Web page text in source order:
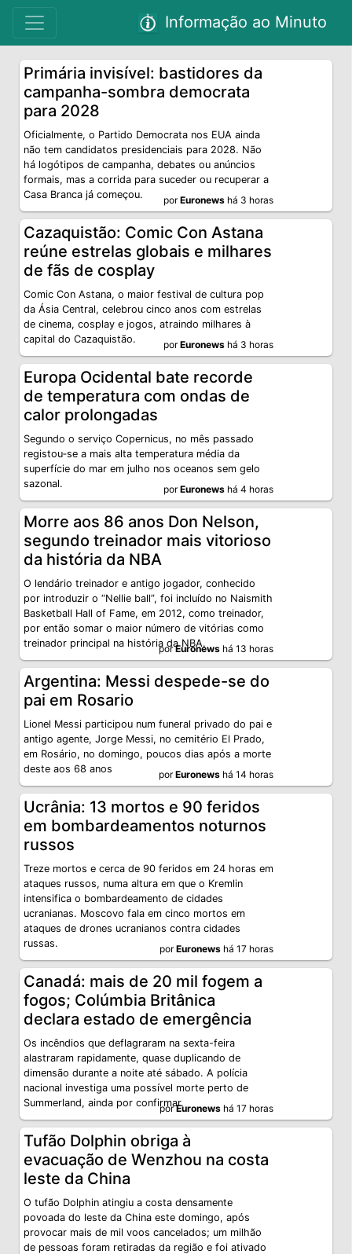
Informação ao Minuto
Primária invisível: bastidores da
campanha-sombra democrata
para 2028
Oficialmente, o Partido Democrata nos EUA ainda
não tem candidatos presidenciais para 2028. Não
há logótipos de campanha, debates ou anúncios
formais, mas a corrida para suceder ou recuperar a
Casa Branca já começou.
porEuronews há 3 horas
Cazaquistão: Comic Con Astana
reúne estrelas globais e milhares
de fãs de cosplay
Comic Con Astana, o maior festival de cultura pop
da Ásia Central, celebrou cinco anos com estrelas
de cinema, cosplay e jogos, atraindo milhares à
capital do Cazaquistão.
porEuronews há 3 horas
Europa Ocidental bate recorde
de temperatura com ondas de
calor prolongadas
Segundo o serviço Copernicus, no mês passado
registou‑se a mais alta temperatura média da
superfície do mar em julho nos oceanos sem gelo
sazonal.
porEuronews há 4 horas
Morre aos 86 anos Don Nelson,
segundo treinador mais vitorioso
da história da NBA
O lendário treinador e antigo jogador, conhecido
por introduzir o “Nellie ball”, foi incluído no Naismith
Basketball Hall of Fame, em 2012, como treinador,
por então somar o maior número de vitórias como
treinador principal na história da NBA.
porEuronews há 13 horas
Argentina: Messi despede-se do
pai em Rosario
Lionel Messi participou num funeral privado do pai e
antigo agente, Jorge Messi, no cemitério El Prado,
em Rosário, no domingo, poucos dias após a morte
deste aos 68 anos
porEuronews há 14 horas
Ucrânia: 13 mortos e 90 feridos
em bombardeamentos noturnos
russos
Treze mortos e cerca de 90 feridos em 24 horas em
ataques russos, numa altura em que o Kremlin
intensifica o bombardeamento de cidades
ucranianas. Moscovo fala em cinco mortos em
ataques de drones ucranianos contra cidades
russas.
porEuronews há 17 horas
Canadá: mais de 20 mil fogem a
fogos; Colúmbia Britânica
declara estado de emergência
Os incêndios que deflagraram na sexta-feira
alastraram rapidamente, quase duplicando de
dimensão durante a noite até sábado. A polícia
nacional investiga uma possível morte perto de
Summerland, ainda por confirmar.
porEuronews há 17 horas
Tufão Dolphin obriga à
evacuação de Wenzhou na costa
leste da China
O tufão Dolphin atingiu a costa densamente
povoada do leste da China este domingo, após
provocar mais de mil voos cancelados; um milhão
de pessoas foram retiradas da região e foi ativado